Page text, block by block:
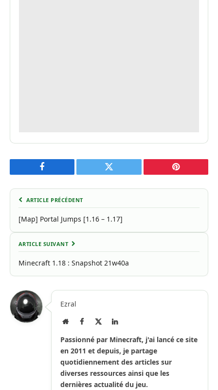
Facebook Twitter Pinterest
ARTICLE PRÉCÉDENT
[Map] Portal Jumps [1.16 – 1.17]
ARTICLE SUIVANT
Minecraft 1.18 : Snapshot 21w40a
Ezral
Site
Facebook LinkedIn
Passionné par Minecraft, j'ai lancé ce site
en 2011 et depuis, je partage
quotidiennement des articles sur
diverses ressources ainsi que les
dernières actualité du jeu.